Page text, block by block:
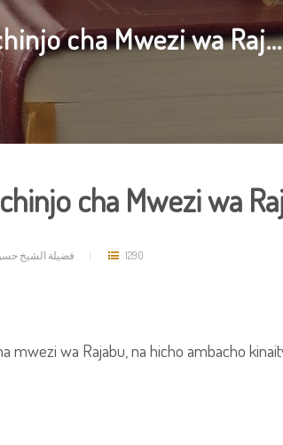
cha Mwezi wa Raj...
cha Mwezi wa
فضيلة الشيخ 1290
mwezi wa Rajabu, na hicho ambacho